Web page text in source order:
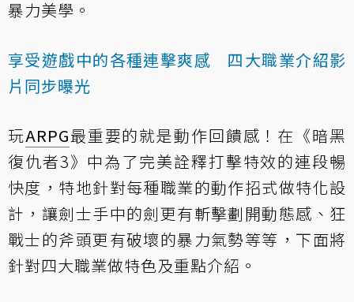
暴力美學。
享受遊戲中的各種連擊爽感 四大職業介紹影
片同步曝光
玩ARPG最重要的就是動作回饋感！在《暗黑
復仇者3》中為了完美詮釋打擊特效的連段暢
快度，特地針對每種職業的動作招式做特化設
計，讓劍士手中的劍更有斬擊劃開動態感、狂
戰士的斧頭更有破壞的暴力氣勢等等，下面將
針對四大職業做特色及重點介紹。